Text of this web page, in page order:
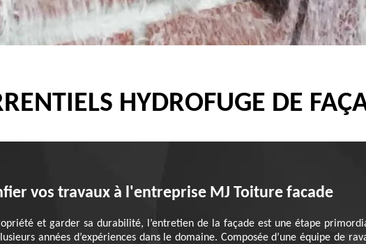
HYDROFUGE DE
vos travaux à l'entreprise MJ Toiture facade
et garder sa durabilité, l’entretien de la façade est une étape
années d’expériences dans le domaine. Composée d’une équipe de